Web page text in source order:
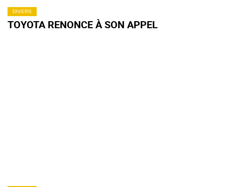
DIVERS
TOYOTA RENONCE À SON APPEL